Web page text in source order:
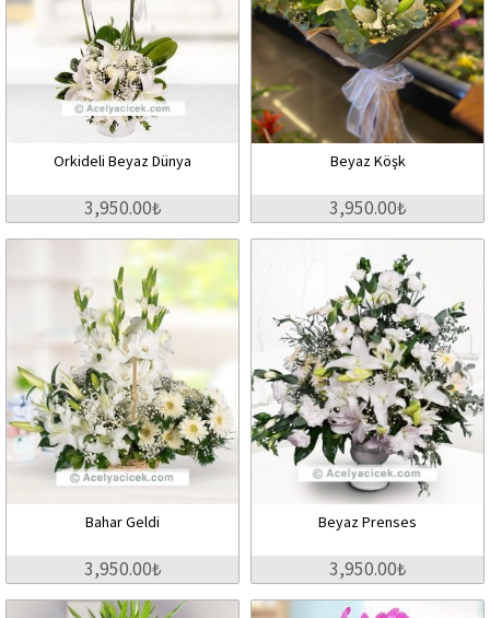
Orkideli Beyaz Dünya
3,950.00₺
Beyaz Köşk
3,950.00₺
Bahar Geldi
3,950.00₺
Beyaz Prenses
3,950.00₺